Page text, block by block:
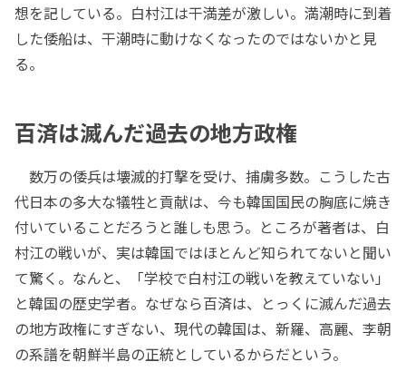
想を記している。白村江は干満差が激しい。満潮時に到着
した倭船は、干潮時に動けなくなったのではないかと見
る。
百済は滅んだ過去の地方政権
数万の倭兵は壊滅的打撃を受け、捕虜多数。こうした古
代日本の多大な犠牲と貢献は、今も韓国国民の胸底に焼き
付いていることだろうと誰しも思う。ところが著者は、白
村江の戦いが、実は韓国ではほとんど知られてないと聞い
て驚く。なんと、「学校で白村江の戦いを教えていない」
と韓国の歴史学者。なぜなら百済は、とっくに滅んだ過去
の地方政権にすぎない、現代の韓国は、新羅、高麗、李朝
の系譜を朝鮮半島の正統としているからだという。